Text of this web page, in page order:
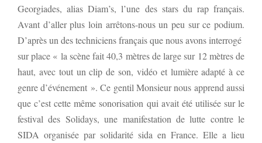
Georgiades, alias Diam’s, l’une des stars du rap français.
Avant d’aller plus loin arrêtons-nous un peu sur ce podium.
D’après un des techniciens français que nous avons interrogé
sur place « la scène fait 40,3 mètres de large sur 12 mètres de
haut, avec tout un clip de son, vidéo et lumière adapté à ce
genre d’événement ». Ce gentil Monsieur nous apprend aussi
que c’est cette même sonorisation qui avait été utilisée sur le
festival des Solidays, une manifestation de lutte contre le
SIDA organisée par solidarité sida en France. Elle a lieu